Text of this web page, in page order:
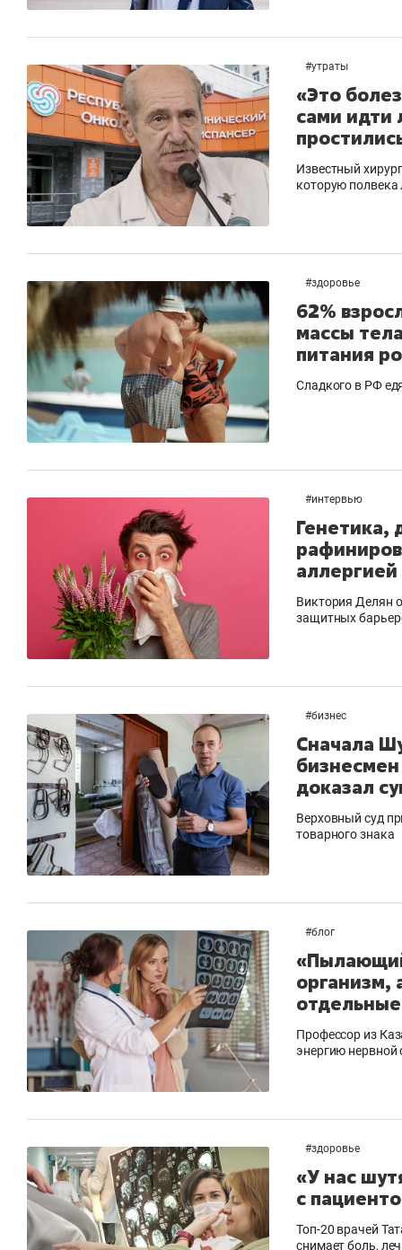
#утраты
«Это
сами идти
Известный
которую полвека
#здоровье
62%
массы
питания
Сладкого в РФ
#интервью
Генетика,
Виктория Делян
защитных
#бизнес
Сначала
доказал
Верховный суд
товарного знака
#блог
организм,
​​​​​​​Профессор из
энергию нервной
#здоровье
«У нас
с
Топ-20 врачей
снимает боль,